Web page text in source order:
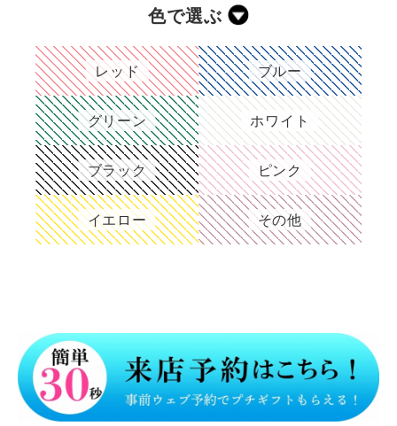
色で選ぶ
レッド ブルー
グリーン ホワイト
ブラック ピンク
イエロー その他